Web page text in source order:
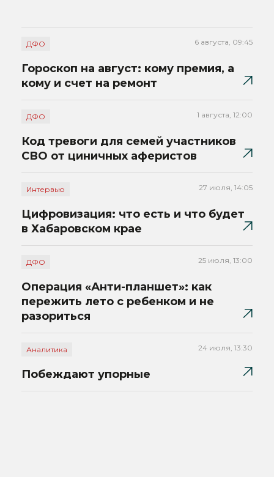
ДФО 6 августа, 09:45
Гороскоп на август: кому премия, а
кому и счет на ремонт
ДФО 1 августа, 12:00
Код тревоги для семей участников
СВО от циничных аферистов
Интервью 27 июля, 14:05
Цифровизация: что есть и что будет
в Хабаровском крае
ДФО 25 июля, 13:00
Операция «Анти-планшет»: как
пережить лето с ребенком и не
разориться
Аналитика 24 июля, 13:30
Побеждают упорные